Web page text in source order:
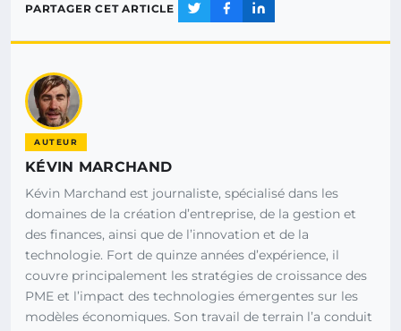
PARTAGER CET ARTICLE
AUTEUR
KÉVIN MARCHAND
Kévin Marchand est journaliste, spécialisé dans les
domaines de la création d’entreprise, de la gestion et
des finances, ainsi que de l’innovation et de la
technologie. Fort de quinze années d’expérience, il
couvre principalement les stratégies de croissance des
PME et l’impact des technologies émergentes sur les
modèles économiques. Son travail de terrain l’a conduit